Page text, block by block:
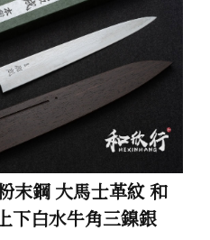
末鋼 大馬士革紋 和
下白水牛角三鎳銀